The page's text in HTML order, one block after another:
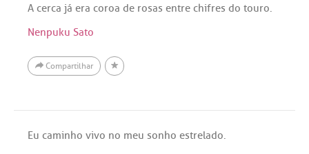
A cerca já era coroa de rosas entre chifres do touro.
Nenpuku Sato
Compartilhar
Eu caminho vivo no meu sonho estrelado.